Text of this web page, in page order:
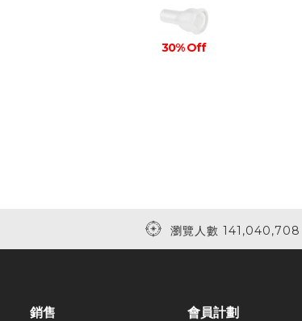
30% Off
瀏覽人數 141,040,708
銷售 會員計劃